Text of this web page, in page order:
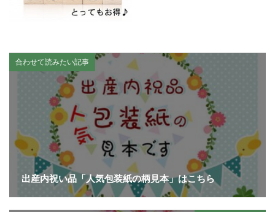
合わせて読みたい記事
出産内祝い品「人気包装紙の柄見本」はこちら